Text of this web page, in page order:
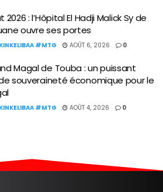
2026 : l’Hôpital El Hadji Malick Sy de
ouvre ses portes
#MTG AOÛT 6, 2026 0
Magal de Touba : un puissant
souveraineté économique pour le
#MTG AOÛT 4, 2026 0